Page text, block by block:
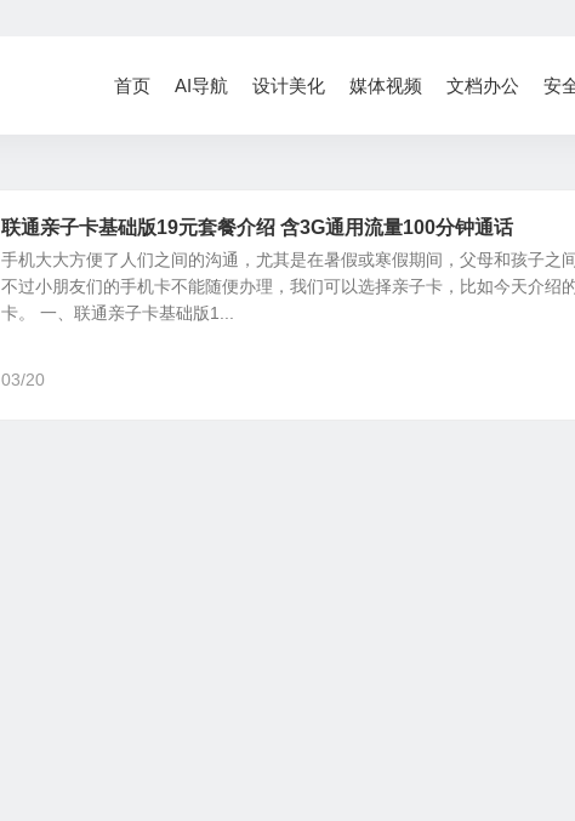
首页 AI导航 设计美化 媒体视频 文档办公 安
联通亲子卡基础版19元套餐介绍 含3G通用流量100分钟通话
手机大大方便了人们之间的沟通，尤其是在暑假或寒假期间，父母和孩子之
不过小朋友们的手机卡不能随便办理，我们可以选择亲子卡，比如今天介绍
卡。 一、联通亲子卡基础版1...
03/20